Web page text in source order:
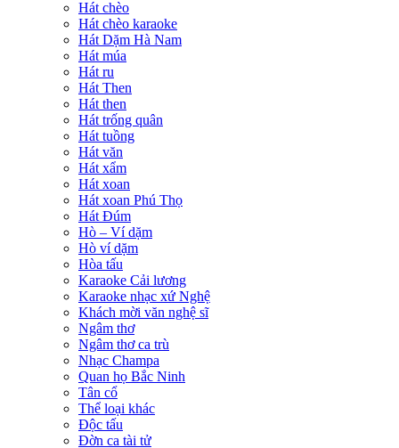
Hát chèo
Hát chèo karaoke
Hát Dặm Hà Nam
Hát múa
Hát ru
Hát Then
Hát then
Hát trống quân
Hát tuồng
Hát văn
Hát xẩm
Hát xoan
Hát xoan Phú Thọ
Hát Đúm
Hò – Ví dặm
Hò ví dặm
Hòa tấu
Karaoke Cải lương
Karaoke nhạc xứ Nghệ
Khách mời văn nghệ sĩ
Ngâm thơ
Ngâm thơ ca trù
Nhạc Champa
Quan họ Bắc Ninh
Tân cổ
Thể loại khác
Độc tấu
Đờn ca tài tử